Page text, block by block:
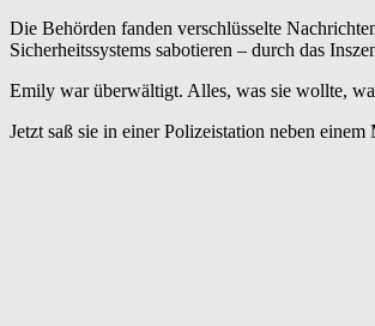
Die Behörden fanden verschlüsselte
Sicherheitssystems sabotieren – durch das
Emily war überwältigt. Alles, was sie wollte,
Jetzt saß sie in einer Polizeistation neben